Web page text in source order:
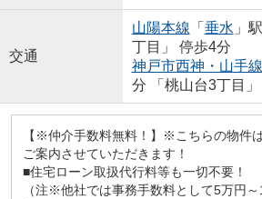
交通
山陽本線 「 垂水 」
丁目」 停歩4分
神戸市西神・山手線
分 「桃山台3丁目
【※仲介手数料無料！】※こちらの物件
ご案内させていただきます！
■住宅ローン取扱代行料等も一切不要！
（注※他社では事務手数料として5万円